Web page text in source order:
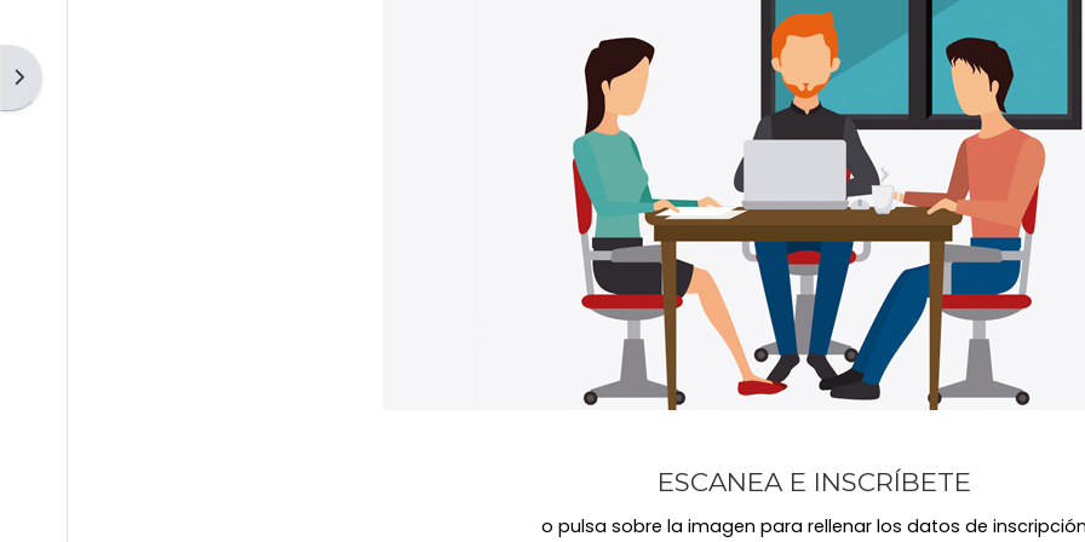
Desplegar menú
ESCANEA E INSCRÍBETE
o pulsa sobre la imagen para rellenar los datos de